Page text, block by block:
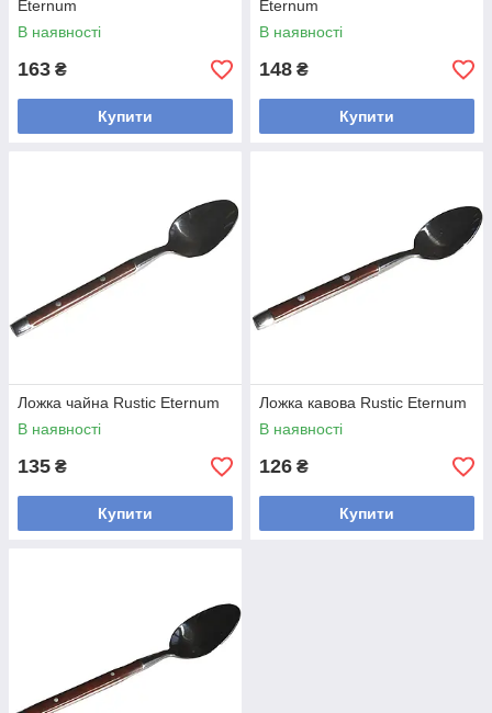
Eternum
В наявності
163 ₴
Купити
Eternum
В наявності
148 ₴
Купити
Ложка чайна Rustic Eternum
В наявності
135 ₴
Купити
Ложка кавова Rustic Eternum
В наявності
126 ₴
Купити